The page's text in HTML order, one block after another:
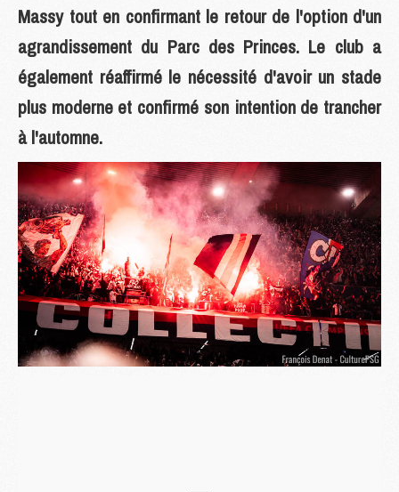
Massy tout en confirmant le retour de l'option d'un
agrandissement du Parc des Princes. Le club a
également réaffirmé le nécessité d'avoir un stade
plus moderne et confirmé son intention de trancher
à l'automne.